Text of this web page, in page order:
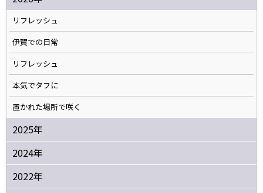
リフレッシュ
伊賀での日常
リフレッシュ
本気でタフに
置かれた場所で咲く
2025年
2024年
2022年